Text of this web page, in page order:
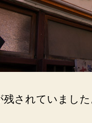
されていました